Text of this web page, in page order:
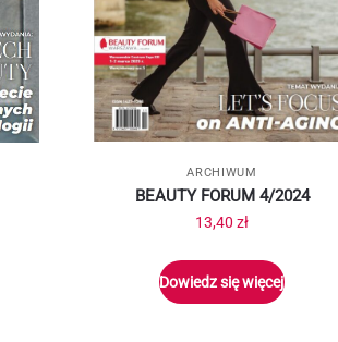
ARCHIWUM
BEAUTY FORUM 4/2024
13,40 zł
Dowiedz się więcej